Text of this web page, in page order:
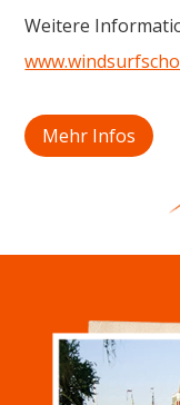
Weitere
Mehr Infos